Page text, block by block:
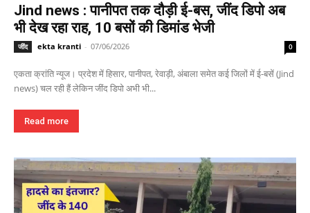
Jind news : पानीपत तक दौड़ी ई-बस, जींद डिपो अब
भी देख रहा राह, 10 बसों की डिमांड भेजी
जींद ekta kranti - 07/06/2026 0
एकता क्रांति न्यूज। प्रदेश में हिसार, पानीपत, रेवाड़ी, अंबाला समेत कई जिलों में ई-बसें (Jind
news) चल रही हैं लेकिन जींद डिपो अभी भी...
Read more